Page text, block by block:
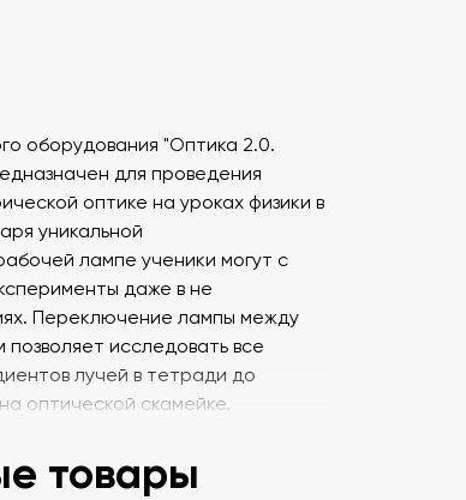
оборудования "Оптика 2.0.
для проведения
оптике на уроках физики в
уникальной
лампе ученики могут с
даже в не
Переключение лампы между
исследовать все
лучей в тетради до
оптической скамейке.
товары